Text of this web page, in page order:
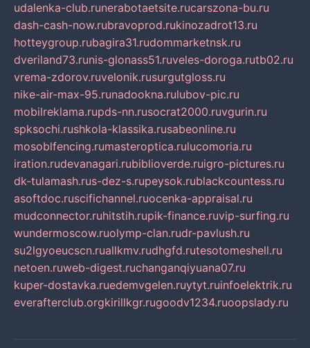
udalenka-club.runerabotaetsite.rucarszona-bu.ru
dash-cash-now.rubravoprod.rukinozadrot13.ru
hotteygroup.rubagira31.rudommarketnsk.ru
dveriland73.runis-glonass51.ruveles-doroga.rutb02.ru
vrema-zdorov.ruvelonik.rusurgutgloss.ru
nike-air-max-95.runadookna.rulubov-pic.ru
mobilreklama.rupds-nn.rusocrat2000.ruvgurin.ru
spksochi.rushkola-klassika.rusabeonline.ru
mosoblfencing.rumasteroptica.rulucomoria.ru
iration.rudevanagari.rubiblioverde.ruigro-pictures.ru
dk-tulamash.rus-dez-s.rupeysok.rublackcountess.ru
asoftdoc.ruscifichannel.ruocenka-appraisal.ru
mudconnector.ruhitstih.rupik-finance.ruvip-surfing.ru
wundermoscow.ruolymp-clan.rudr-pavlush.ru
su2lgyoeucscn.ruallkmv.rudhgfd.rutesotomeshell.ru
netoen.ruweb-digest.ruchanganqiyuana07.ru
kuper-dostavka.ruedemvgelen.ruytyt.ruinfoelektrik.ru
everafterclub.orgkirillkgr.rugoodv1234.ruoopslady.ru